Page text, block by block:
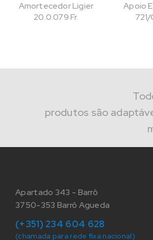
Amortecedor Ligier
20.0.079 Fr.
Apoio
produtos são
Apartado 343 - Barrô
3750-353 Barrô Agueda
(+351) 234 604 628
(chamada para rede fixa nacional)